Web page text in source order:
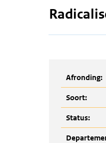
Afronding:
Soort:
Status: